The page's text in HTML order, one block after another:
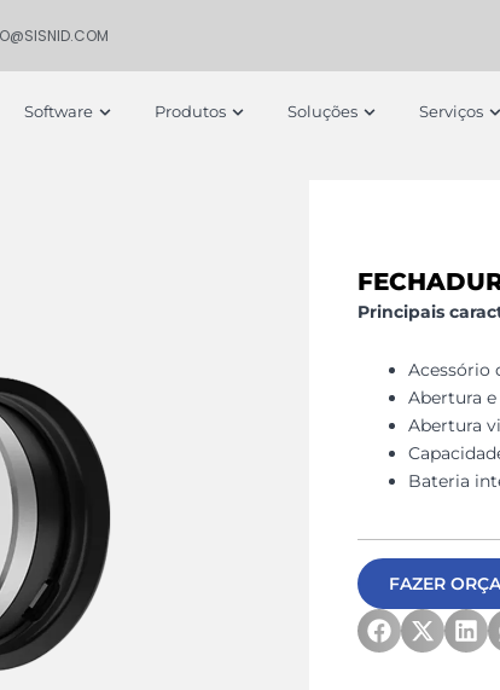
Empresa
Software Open Software
Produtos Open Produtos
Soluções OpenServiços
Principais
Acessório
Abertura
Abertura
Bateria
FAZER